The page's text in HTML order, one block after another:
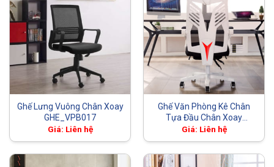
Ghế Lưng Vuông Chân Xoay
GHE_VPB017
Giá: Liên hệ
Ghế Văn Phòng Kê Chân
Tựa Đầu Chân Xoay
GHE_VPW01
Giá: Liên hệ